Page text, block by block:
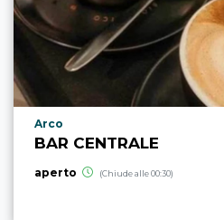
Località punto di interesse
Arco
BAR CENTRALE
aperto (Chiude alle 00:30)